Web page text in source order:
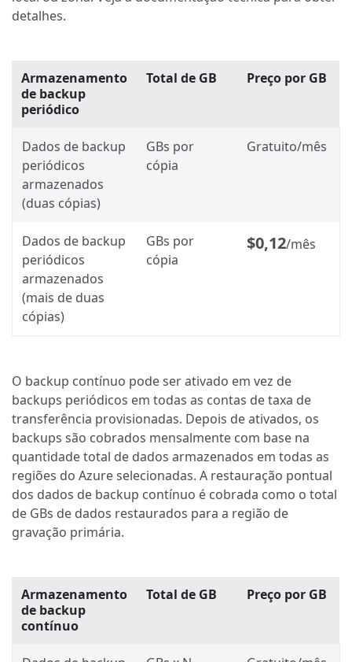
detalhes.
Armazenamento
de backup
periódico
Total de GB Preço por GB
Dados de backup
periódicos
armazenados
(duas cópias)
GBs por
cópia
Gratuito/mês
Dados de backup
periódicos
armazenados
(mais de duas
cópias)
GBs por
cópia
$0,12/mês
O backup contínuo pode ser ativado em vez de
backups periódicos em todas as contas de taxa de
transferência provisionadas. Depois de ativados, os
backups são cobrados mensalmente com base na
quantidade total de dados armazenados em todas as
regiões do Azure selecionadas. A restauração pontual
dos dados de backup contínuo é cobrada como o total
de GBs de dados restaurados para a região de
gravação primária.
Armazenamento
de backup
contínuo
Total de GB Preço por GB